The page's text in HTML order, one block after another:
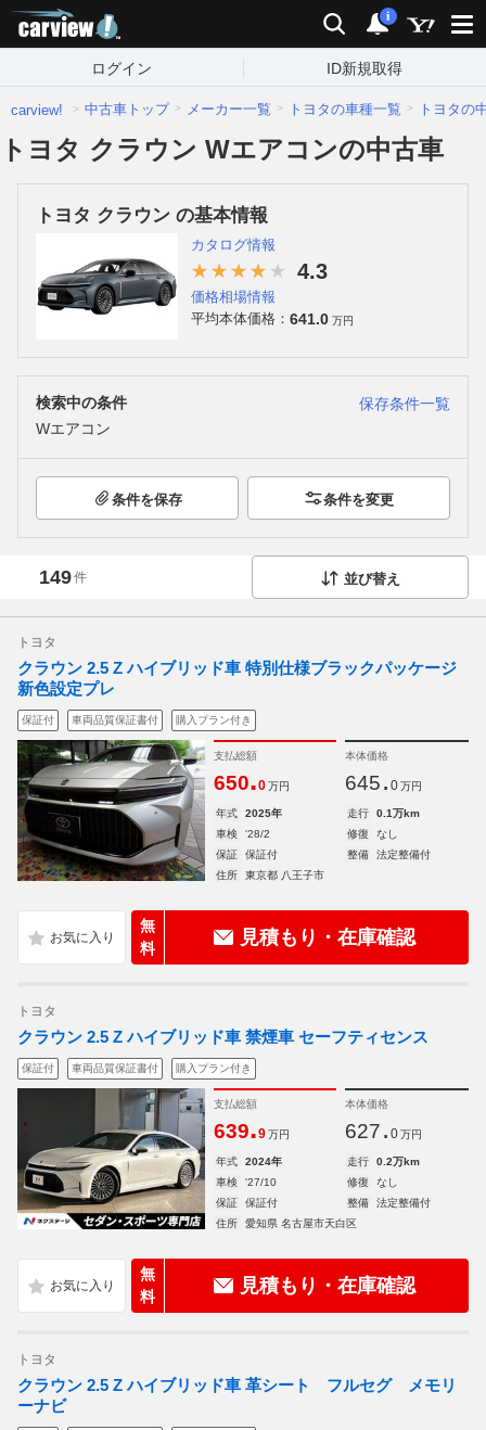
検索 通知
i
ログイン ID新規取得
carview! 中古車トップ メーカー一覧 トヨタの車種一覧 トヨタの
トヨタ クラウン Wエアコンの中古車
トヨタ クラウン の基本情報
カタログ情報
4.3
価格相場情報
平均本体価格： 641.0 万円
検索中の条件
保存条件一覧
Wエアコン
条件を保存 条件を変更
149件 並び替え
トヨタ
クラウン 2.5 Z ハイブリッド車 特別仕様ブラックパッケージ
新色設定プレ
保証付 車両品質保証書付 購入プラン付き
支払総額
650.0 万円
本体価格
645. 0 万円
年式 2025年 走行
0.1万km
車検
'28/2 修復
なし
保証
保証付 整備
法定整備付
住所
東京都 八王子市
無
料
見積もり・在庫確認
トヨタ
クラウン 2.5 Z ハイブリッド車 禁煙車 セーフティセンス
保証付 車両品質保証書付 購入プラン付き
支払総額
639.9 万円
本体価格
627. 0 万円
年式 2024年 走行
0.2万km
車検
'27/10 修復
なし
保証
保証付 整備
法定整備付
住所
愛知県 名古屋市天白区
無
料
見積もり・在庫確認
トヨタ
クラウン 2.5 Z ハイブリッド車 革シート フルセグ メモリ
ーナビ